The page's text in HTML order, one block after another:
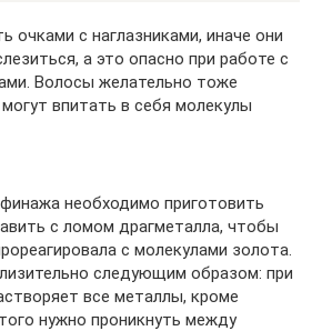
очками с наглазниками, иначе они
а это опасно при работе с
Волосы желательно тоже
впитать в себя молекулы
необходимо приготовить
с ломом драгметалла, чтобы
с молекулами золота.
следующим образом: при
все металлы, кроме
нужно проникнуть между